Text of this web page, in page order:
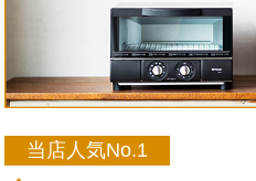
当店人気No.1